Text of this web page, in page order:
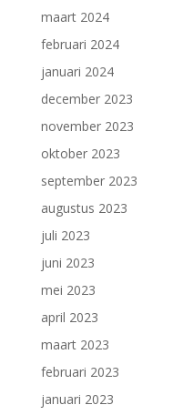
maart 2024
februari 2024
januari 2024
december 2023
november 2023
oktober 2023
september 2023
augustus 2023
juli 2023
juni 2023
mei 2023
april 2023
maart 2023
februari 2023
januari 2023